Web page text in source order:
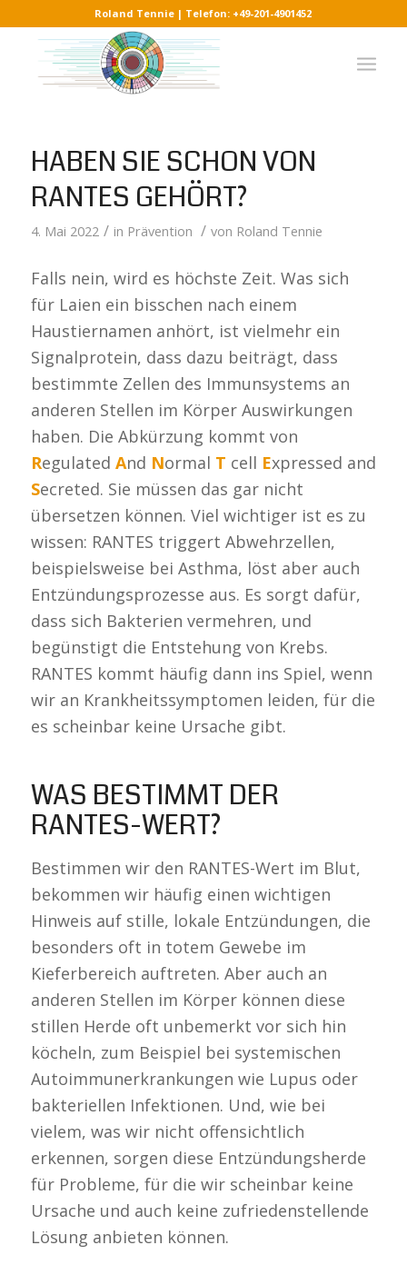
Roland Tennie | Telefon: +49-201-4901452
HABEN SIE SCHON VON
RANTES GEHÖRT?
4. Mai 2022 / in Prävention / von Roland Tennie
Falls nein, wird es höchste Zeit. Was sich
für Laien ein bisschen nach einem
Haustiernamen anhört, ist vielmehr ein
Signalprotein, dass dazu beiträgt, dass
bestimmte Zellen des Immunsystems an
anderen Stellen im Körper Auswirkungen
haben. Die Abkürzung kommt von
Regulated And Normal T cell Expressed and
Secreted. Sie müssen das gar nicht
übersetzen können. Viel wichtiger ist es zu
wissen: RANTES triggert Abwehrzellen,
beispielsweise bei Asthma, löst aber auch
Entzündungsprozesse aus. Es sorgt dafür,
dass sich Bakterien vermehren, und
begünstigt die Entstehung von Krebs.
RANTES kommt häufig dann ins Spiel, wenn
wir an Krankheitssymptomen leiden, für die
es scheinbar keine Ursache gibt.
WAS BESTIMMT DER
RANTES-WERT?
Bestimmen wir den RANTES-Wert im Blut,
bekommen wir häufig einen wichtigen
Hinweis auf stille, lokale Entzündungen, die
besonders oft in totem Gewebe im
Kieferbereich auftreten. Aber auch an
anderen Stellen im Körper können diese
stillen Herde oft unbemerkt vor sich hin
köcheln, zum Beispiel bei systemischen
Autoimmunerkrankungen wie Lupus oder
bakteriellen Infektionen. Und, wie bei
vielem, was wir nicht offensichtlich
erkennen, sorgen diese Entzündungsherde
für Probleme, für die wir scheinbar keine
Ursache und auch keine zufriedenstellende
Lösung anbieten können.